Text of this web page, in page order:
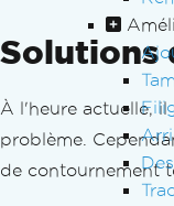
Solutions
À l'heure actuelle,
problème.
de contournement